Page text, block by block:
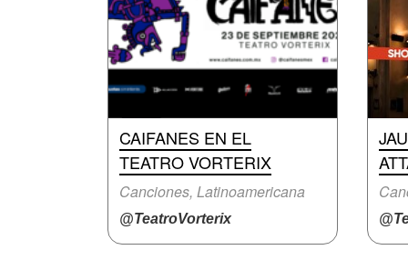
CAIFANES EN EL
TEATRO VORTERIX
Canciones, Latinoamericana
@TeatroVorterix